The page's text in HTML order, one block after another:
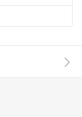
一針見血的方
阱，讓你發現：
與重新設定自我
略、如何創造新